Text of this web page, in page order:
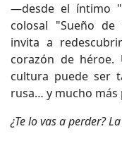
—desde el íntimo
colosal "Sueño
invita a
corazón de héroe.
cultura puede ser
rusa… y mucho más
¿Te lo vas a perder?